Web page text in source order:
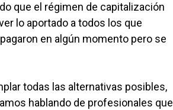
que el régimen de capitalización
lo aportado a todos los que
en algún momento pero se
todas las alternativas posibles,
hablando de profesionales que